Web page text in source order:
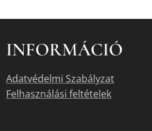
INFORMÁCIÓ
Adatvédelmi Szabályzat
Felhasználási feltételek